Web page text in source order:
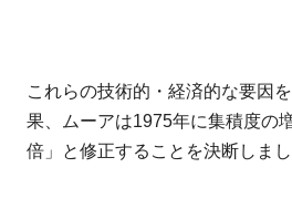
これらの技術的・経済的な要因
果、ムーアは1975年に集積度の
倍」と修正することを決断しまし